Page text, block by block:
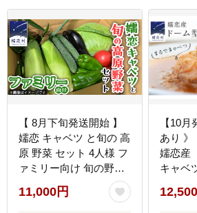
【 8月下旬発送開始 】
嬬恋 キャベツ と旬の 高
原 野菜 セット 4人様 フ
ァミリー向け 旬の野菜
先行予約 きゃべつ 群馬
419 嬬恋キャベツ 産地
11,000円
【10
あり 》
嬬恋産
キャベ
あり
トルト